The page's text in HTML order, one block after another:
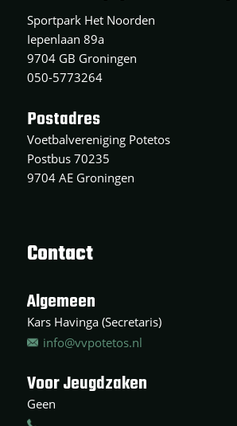
Sportpark Het Noorden
Iepenlaan 89a
9704 GB Groningen
050-5773264
Postadres
Voetbalvereniging Potetos
Postbus 70235
9704 AE Groningen
Contact
Algemeen
Kars Havinga (Secretaris)
info@vvpotetos.nl
Voor Jeugdzaken
Geen